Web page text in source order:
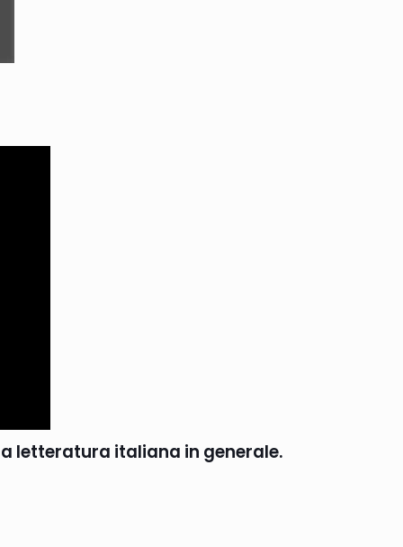
letteratura italiana in generale.